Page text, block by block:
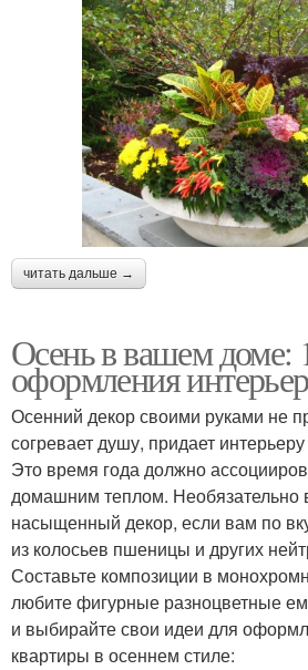
читать дальше →
Осень в вашем доме:
оформления
Осенний декор своими руками не
согревает душу, придает
Это время года должно
домашним теплом. Необязательно
насыщенный декор, если вам по
из колосьев пшеницы и других
Составьте композиции в
любите фигурные разноцветные
и выбирайте свои идеи для
квартиры в осеннем стиле: